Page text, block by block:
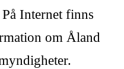
Internet finns
om Åland